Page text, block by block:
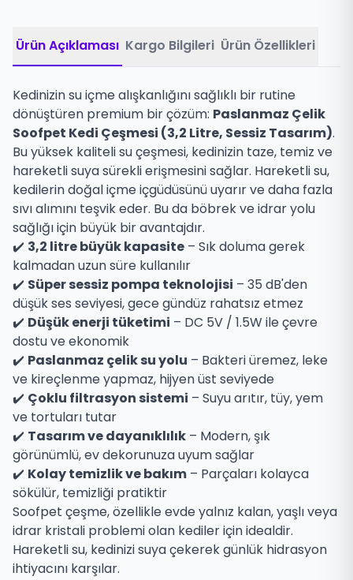
Ürün Açıklaması Kargo Bilgileri Ürün Özellikleri
Kedinizin su içme alışkanlığını sağlıklı bir rutine
dönüştüren premium bir çözüm: Paslanmaz Çelik
Soofpet Kedi Çeşmesi (3,2 Litre, Sessiz Tasarım).
Bu yüksek kaliteli su çeşmesi, kedinizin taze, temiz ve
hareketli suya sürekli erişmesini sağlar. Hareketli su,
kedilerin doğal içme içgüdüsünü uyarır ve daha fazla
sıvı alımını teşvik eder. Bu da böbrek ve idrar yolu
sağlığı için büyük bir avantajdır.
✔️ 3,2 litre büyük kapasite – Sık doluma gerek
kalmadan uzun süre kullanılır
✔️ Süper sessiz pompa teknolojisi – 35 dB'den
düşük ses seviyesi, gece gündüz rahatsız etmez
✔️ Düşük enerji tüketimi – DC 5V / 1.5W ile çevre
dostu ve ekonomik
✔️ Paslanmaz çelik su yolu – Bakteri üremez, leke
ve kireçlenme yapmaz, hijyen üst seviyede
✔️ Çoklu filtrasyon sistemi – Suyu arıtır, tüy, yem
ve tortuları tutar
✔️ Tasarım ve dayanıklılık – Modern, şık
görünümlü, ev dekorunuza uyum sağlar
✔️ Kolay temizlik ve bakım – Parçaları kolayca
sökülür, temizliği pratiktir
Soofpet çeşme, özellikle evde yalnız kalan, yaşlı veya
idrar kristali problemi olan kediler için idealdir.
Hareketli su, kedinizi suya çekerek günlük hidrasyon
ihtiyacını karşılar.